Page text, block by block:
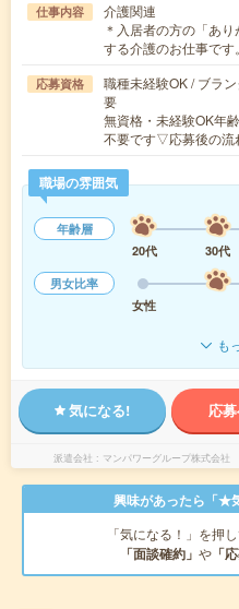
仕事内容
介護関連
＊入居者の方の「あ
する介護のお仕事で
応募資格
職種未経験OK / ブラ
要
無資格・未経験OK年
不要です▽応募後の
職場の雰囲気
年齢層
20代
30代
男女比率
女性
も
気になる! 応
派遣会社 マンパワーグループ株式会社
興味があったら「★
「気になる！」を押
「面談確約」 や 「